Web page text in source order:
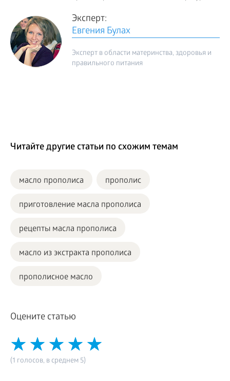
Эксперт:
Евгения Булах
Эксперт в области материнства, здоровья и
правильного питания
Читайте другие статьи по схожим темам
масло прополиса прополис
приготовление масла прополиса
рецепты масла прополиса
масло из экстракта прополиса
прополисное масло
Оцените статью
(1 голосов, в среднем 5)